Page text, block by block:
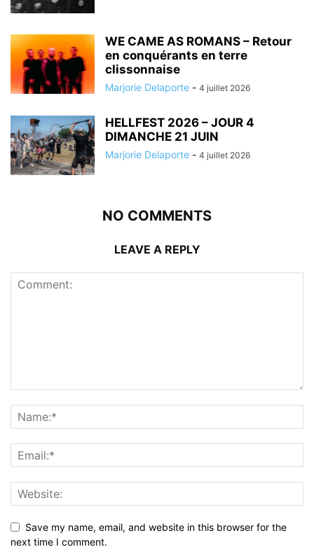
WE CAME AS ROMANS – Retour
en conquérants en terre
clissonnaise
Marjorie Delaporte - 4 juillet 2026
HELLFEST 2026 – JOUR 4
DIMANCHE 21 JUIN
Marjorie Delaporte - 4 juillet 2026
NO COMMENTS
LEAVE A REPLY
Save my name, email, and website in this browser for the
next time I comment.